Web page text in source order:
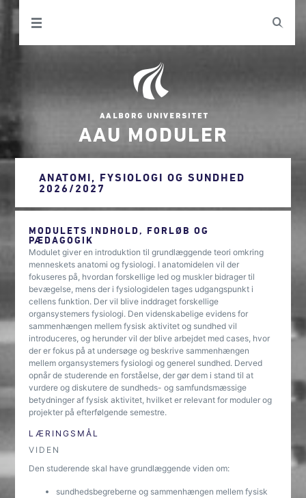
AAU MODULER
ANATOMI, FYSIOLOGI OG SUNDHED
2026/2027
MODULETS INDHOLD, FORLØB OG
PÆDAGOGIK
Modulet giver en introduktion til grundlæggende teori omkring
menneskets anatomi og fysiologi. I anatomidelen vil der
fokuseres på, hvordan forskellige led og muskler bidrager til
bevægelse, mens der i fysiologidelen tages udgangspunkt i
cellens funktion. Der vil blive inddraget forskellige
organsystemers fysiologi. Den videnskabelige evidens for
sammenhængen mellem fysisk aktivitet og sundhed vil
introduceres, og herunder vil der blive arbejdet med cases, hvor
der er fokus på at undersøge og beskrive sammenhængen
mellem organsystemers fysiologi og generel sundhed. Derved
opnår de studerende en forståelse, der gør dem i stand til at
vurdere og diskutere de sundheds- og samfundsmæssige
betydninger af fysisk aktivitet, hvilket er relevant for moduler og
projekter på efterfølgende semestre.
LÆRINGSMÅL
VIDEN
Den studerende skal have grundlæggende viden om:
sundhedsbegreberne og sammenhængen mellem fysisk